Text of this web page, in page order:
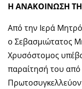
Η ΑΝΑΚΟΙΝΩΣΗ
Από την Ιερά
ο Σεβασμιώτατος
Χρυσόστομος
παραίτησή του